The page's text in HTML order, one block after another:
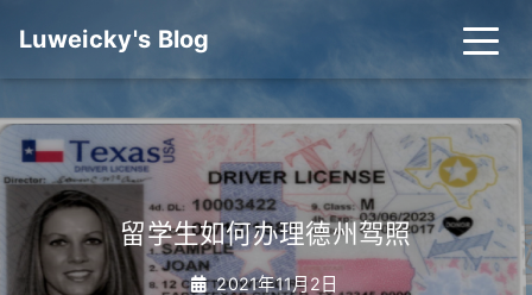
Luweicky's Blog
留学生如何办理德州驾照
2021年11月2日